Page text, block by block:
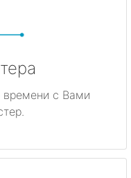
времени с Вами